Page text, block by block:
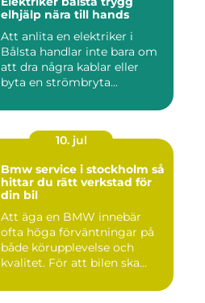
elhjälp nära till hands
Att anlita en elektriker i
Bålsta handlar inte bara om
att dra några kablar eller
byta en strömbryta...
10. jul
Bmw service i stockholm så
hittar du rätt verkstad för
din bil
Att äga en BMW innebär
ofta höga förväntningar på
både körupplevelse och
kvalitet. För att bilen ska...